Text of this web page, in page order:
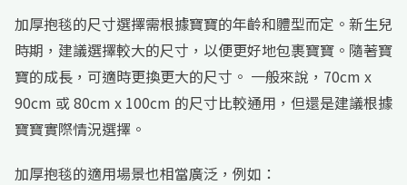
加厚抱毯的尺寸選擇需根據寶寶的年齡和體型而定。新生兒
時期，建議選擇較大的尺寸，以便更好地包裹寶寶。隨著寶
寶的成長，可適時更換更大的尺寸。 一般來說，70cm x
90cm 或 80cm x 100cm 的尺寸比較通用，但還是建議根據
寶寶實際情況選擇。
加厚抱毯的適用場景也相當廣泛，例如：